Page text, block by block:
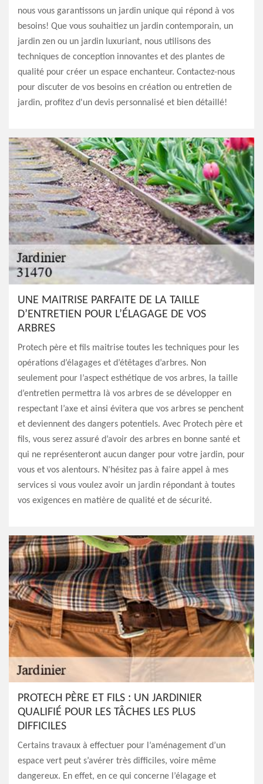
nous vous garantissons un jardin unique qui répond à vos
besoins! Que vous souhaitiez un jardin contemporain, un
jardin zen ou un jardin luxuriant, nous utilisons des
techniques de conception innovantes et des plantes de
qualité pour créer un espace enchanteur. Contactez-nous
pour discuter de vos besoins en création ou entretien de
jardin, profitez d'un devis personnalisé et bien détaillé!
UNE MAITRISE PARFAITE DE LA TAILLE
D’ENTRETIEN POUR L’ÉLAGAGE DE VOS
ARBRES
Protech père et fils maitrise toutes les techniques pour les
opérations d’élagages et d’étêtages d’arbres. Non
seulement pour l’aspect esthétique de vos arbres, la taille
d’entretien permettra là vos arbres de se développer en
respectant l’axe et ainsi évitera que vos arbres se penchent
et deviennent des dangers potentiels. Avec Protech père et
fils, vous serez assuré d’avoir des arbres en bonne santé et
qui ne représenteront aucun danger pour votre jardin, pour
vous et vos alentours. N’hésitez pas à faire appel à mes
services si vous voulez avoir un jardin répondant à toutes
vos exigences en matière de qualité et de sécurité.
PROTECH PÈRE ET FILS : UN JARDINIER
QUALIFIÉ POUR LES TÂCHES LES PLUS
DIFFICILES
Certains travaux à effectuer pour l’aménagement d’un
espace vert peut s’avérer très difficiles, voire même
dangereux. En effet, en ce qui concerne l’élagage et